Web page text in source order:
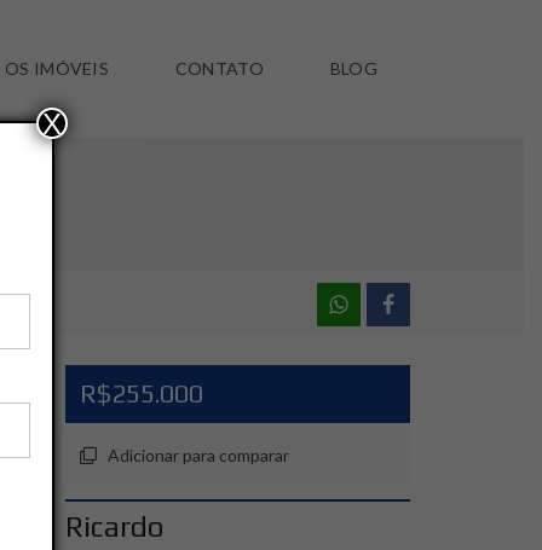
OS IMÓVEIS CONTATO BLOG
R$255.000
Adicionar para comparar
Ricardo
X